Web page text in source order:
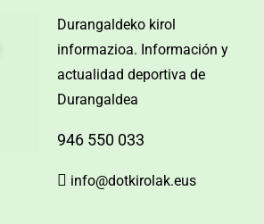
Durangaldeko kirol
informazioa. Información y
actualidad deportiva de
Durangaldea
946 550 033
info@dotkirolak.eus